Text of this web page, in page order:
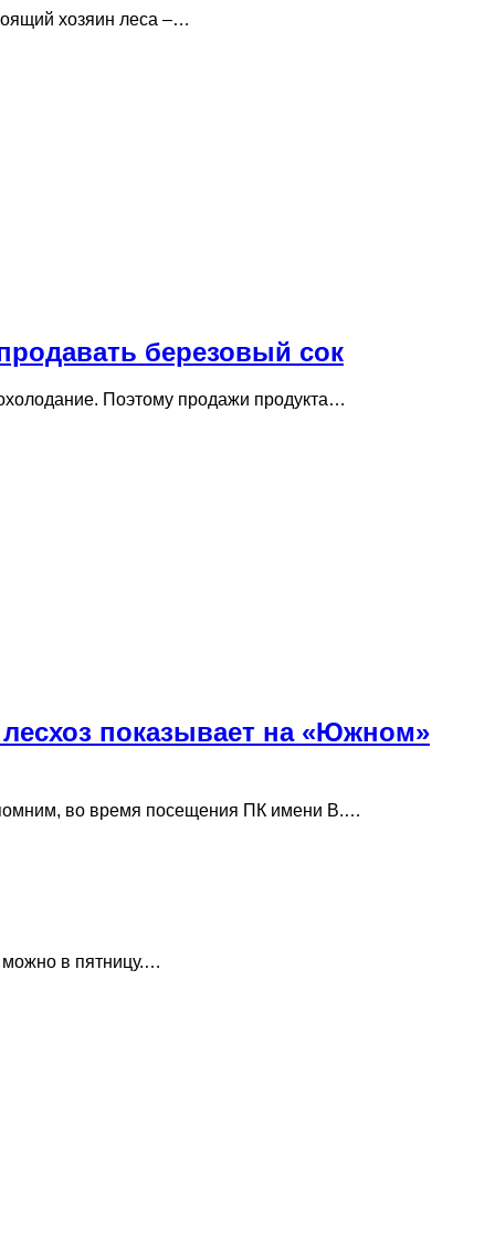
хозяин леса –…
березовый сок
Поэтому продажи продукта…
показывает на «Южном»
во время посещения ПК имени В.…
можно в пятницу.…